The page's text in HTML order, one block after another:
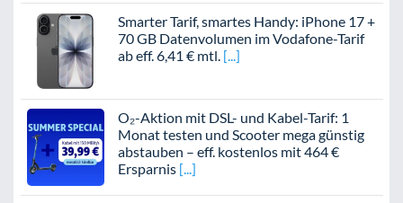
Smarter Tarif, smartes Handy: iPhone 17 +
70 GB Datenvolumen im Vodafone-Tarif
ab eff. 6,41 € mtl.
O₂-Aktion mit DSL- und Kabel-Tarif: 1
Monat testen und Scooter mega günstig
abstauben – eff. kostenlos mit 464 €
Ersparnis